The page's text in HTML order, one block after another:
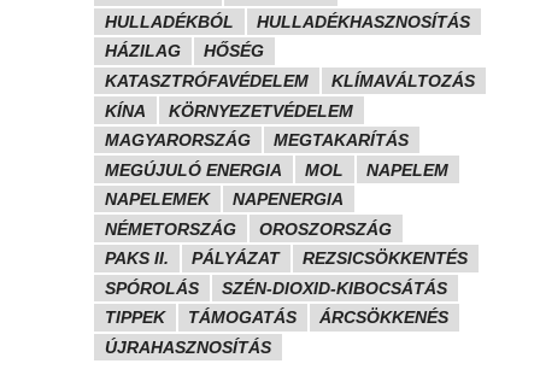
HULLADÉKBÓL
HULLADÉKHASZNOSÍTÁS
HÁZILAG
HŐSÉG
KATASZTRÓFAVÉDELEM
KLÍMAVÁLTOZÁS
KÍNA
KÖRNYEZETVÉDELEM
MAGYARORSZÁG
MEGTAKARÍTÁS
MEGÚJULÓ ENERGIA
MOL
NAPELEM
NAPELEMEK
NAPENERGIA
NÉMETORSZÁG
OROSZORSZÁG
PAKS II.
PÁLYÁZAT
REZSICSÖKKENTÉS
SPÓROLÁS
SZÉN-DIOXID-KIBOCSÁTÁS
TIPPEK
TÁMOGATÁS
ÁRCSÖKKENÉS
ÚJRAHASZNOSÍTÁS